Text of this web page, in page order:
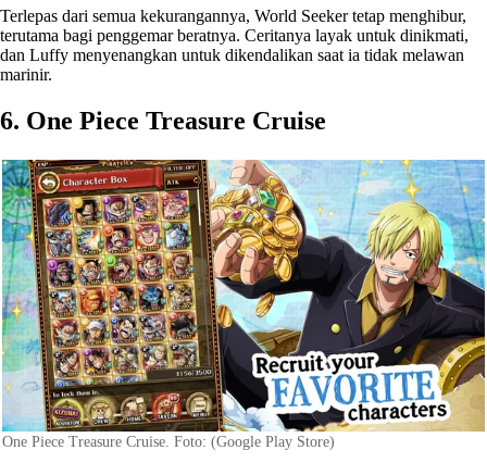
Terlepas dari semua kekurangannya, World Seeker tetap menghibur,
terutama bagi penggemar beratnya. Ceritanya layak untuk dinikmati,
dan Luffy menyenangkan untuk dikendalikan saat ia tidak melawan
marinir.
6. One Piece Treasure Cruise
One Piece Treasure Cruise. Foto: (Google Play Store)